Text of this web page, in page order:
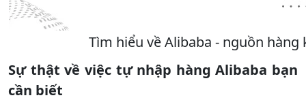
Tìm hiểu về Alibaba - nguồn
Sự thật về việc tự nhập hàng Alibaba bạn
cần biết